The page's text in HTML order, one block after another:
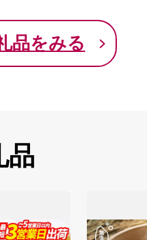
品をみる
品